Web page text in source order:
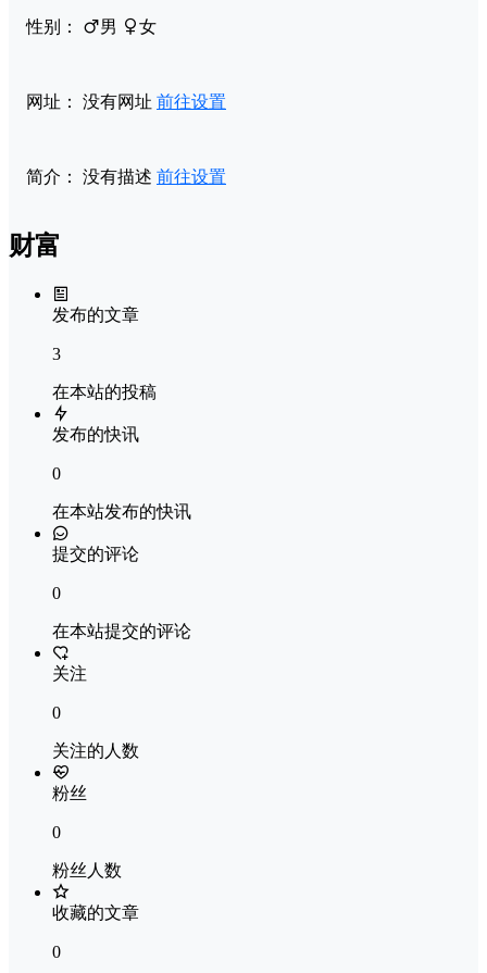
性别： 男 女
网址： 没有网址 前往设置
简介： 没有描述 前往设置
财富
发布的文章
3
在本站的投稿
发布的快讯
0
在本站发布的快讯
提交的评论
0
在本站提交的评论
关注
0
关注的人数
粉丝
0
粉丝人数
收藏的文章
0